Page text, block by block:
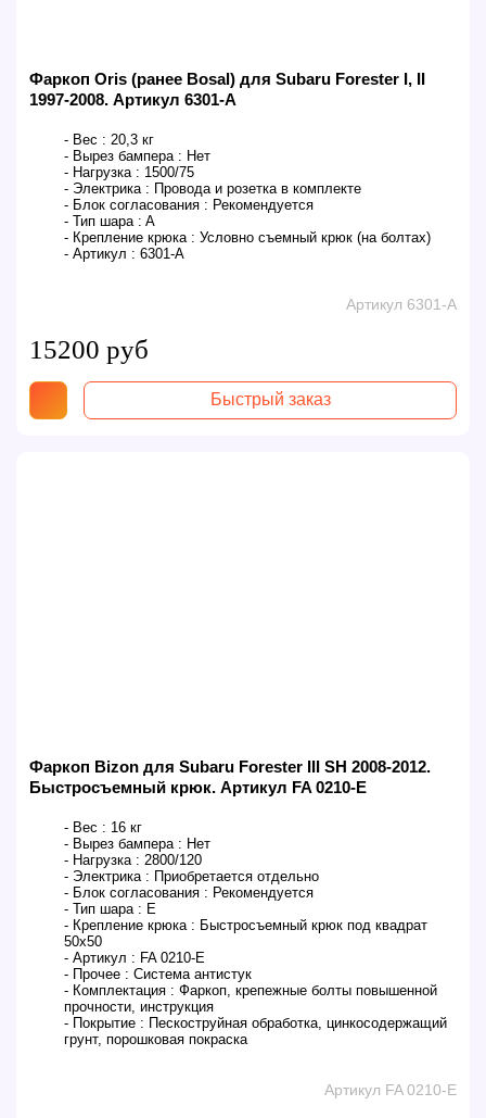
Фаркоп Oris (ранее Bosal) для Subaru Forester I, II
1997-2008. Артикул 6301-A
- Вес : 20,3 кг
- Вырез бампера : Нет
- Нагрузка : 1500/75
- Электрика : Провода и розетка в комплекте
- Блок согласования : Рекомендуется
- Тип шара : A
- Крепление крюка : Условно съемный крюк (на болтах)
- Артикул : 6301-A
Артикул 6301-A
15200 руб
Быстрый заказ
Фаркоп Bizon для Subaru Forester III SH 2008-2012.
Быстросъемный крюк. Артикул FA 0210-E
- Вес : 16 кг
- Вырез бампера : Нет
- Нагрузка : 2800/120
- Электрика : Приобретается отдельно
- Блок согласования : Рекомендуется
- Тип шара : E
- Крепление крюка : Быстросъемный крюк под квадрат
50х50
- Артикул : FA 0210-E
- Прочее : Система антистук
- Комплектация : Фаркоп, крепежные болты повышенной
прочности, инструкция
- Покрытие : Пескоструйная обработка, цинкосодержащий
грунт, порошковая покраска
Артикул FA 0210-E